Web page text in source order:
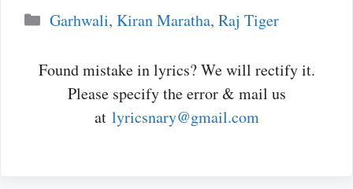
Categories
Garhwali, Kiran Maratha, Raj Tiger
Found mistake in lyrics? We will rectify it.
Please specify the error & mail us
at lyricsnary@gmail.com